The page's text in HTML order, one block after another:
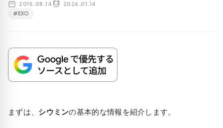
2015.08.14 2026.01.14
#EXO
まずは、 シウミンの基本的な情報を紹介します。